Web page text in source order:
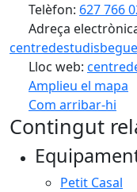
Telèfon: 627 766
Adreça
Lloc web:
Amplieu el mapa
Com arribar-hi
+
Contingut
Petit Casal